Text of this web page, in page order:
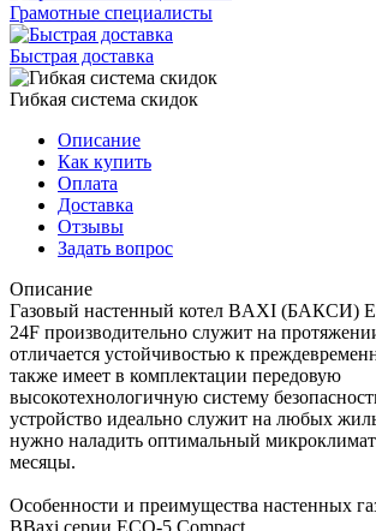
Грамотные специалисты
Быстрая доставка
Гибкая система скидок
Описание
Как купить
Оплата
Доставка
Отзывы
Задать вопрос
Описание
Газовый настенный котел BAXI (БАКСИ)
24F производительно служит на
отличается устойчивостью к
также имеет в комплектации передовую
высокотехнологичную систему
устройство идеально служит на любых
нужно наладить оптимальный
месяцы.
Особенности и преимущества настенных
BBaxi серии ECO-5 Compact